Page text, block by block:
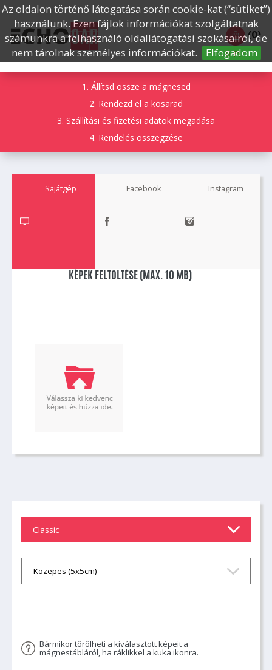
Az oldalon történő látogatása során cookie-kat (“sütiket”)
használunk. Ezen fájlok információkat szolgáltatnak
számunkra a felhasználó oldallátogatási szokásairól, de
nem tárolnak személyes információkat.
Elfogadom
(0)
0 Ft
1. Állítsd össze a mágnesed
2. Rendezd el a kosarad
3. Szállítási és fizetési adatok megadása
4. Rendelés összegzése
Sajátgép Facebook Instagram
KÉPEK FELTÖLTÉSE (MAX. 10 MB)
Bármikor törölheti a kiválasztott képeit a
mágnestábláról, ha ráklikkel a kuka ikonra.